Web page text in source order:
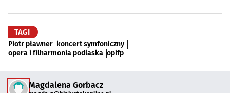
TAGI
Piotr pławner koncert symfoniczny
opera i filharmonia podlaska opifp
Magdalena Gorbacz